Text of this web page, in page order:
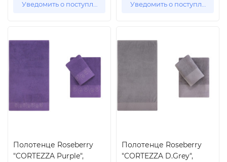
Уведомить о поступлении Уведомить о поступлении
Полотенце Roseberry
"CORTEZZA Purple",
Полотенце Roseberry
"CORTEZZA D.Grey",